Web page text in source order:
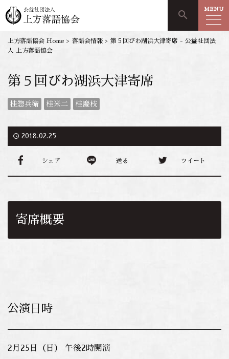
search MENU
上方落語協会 Home > 落語会情報 > 第５回びわ湖浜大津寄席 - 公益社団法
人 上方落語協会
第５回びわ湖浜大津寄席
桂惣兵衛 桂米二 桂慶枝
access_time 2018.02.25
シェア 送る ツイート
寄席概要
公演日時
2月25日（日） 午後2時開演